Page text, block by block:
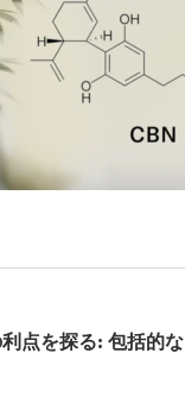
点を探る: 包括的